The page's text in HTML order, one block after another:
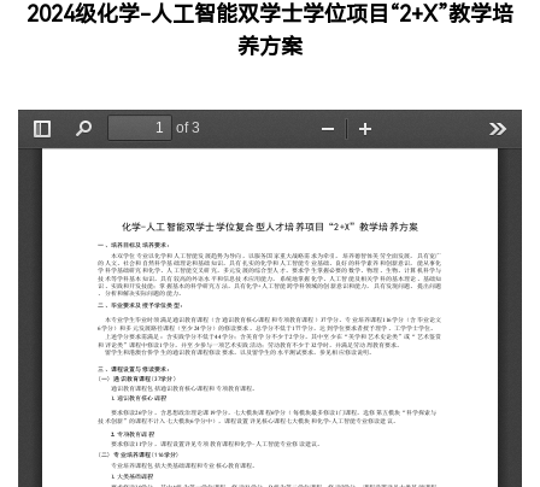
2024级化学-人工智能双学士学位项目“2+X”教学培
养方案